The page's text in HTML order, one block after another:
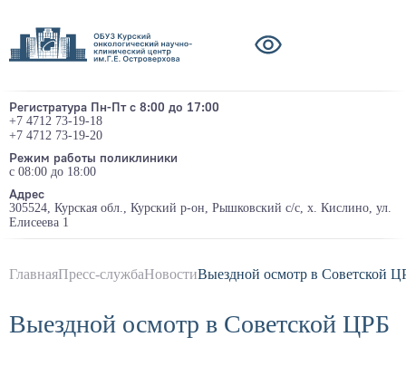
Регистратура Пн-Пт с 8:00 до 17:00
+7 4712 73-19-18
+7 4712 73-19-20
Режим работы поликлиники
с 08:00 до 18:00
Адрес
305524, Курская обл., Курский р-он, Рышковский с/с, х. Кислино, ул.
Елисеева 1
ГлавнаяПресс-службаНовостиВыездной осмотр в Советской
Выездной осмотр в Советской ЦРБ